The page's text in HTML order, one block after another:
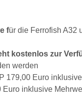
für die Ferrofish A32
kostenlos zur
werden
179,00 Euro
Euro inklusive